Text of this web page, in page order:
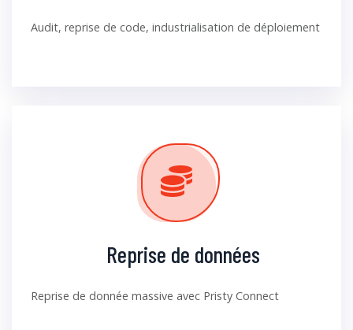
Audit, reprise de code, industrialisation de déploiement
Reprise de données
Reprise de donnée massive avec Pristy Connect